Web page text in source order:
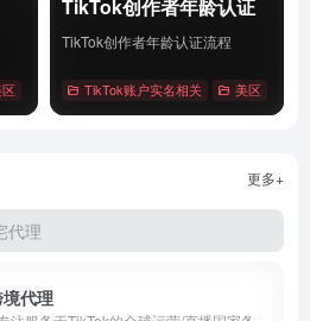
# Tiktok # 橱窗号实名 # 账户实名
TikTok创作者年龄认证
TikTok创作者年龄认证流程
TikTok账户实名相关 美区
代理
更多+
代理